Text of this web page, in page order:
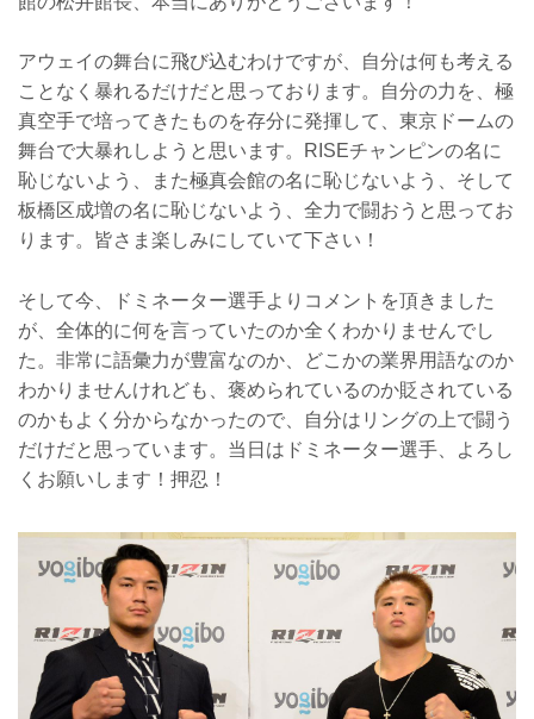
アウェイの舞台に飛び込むわけですが、自分は何も考える
ことなく暴れるだけだと思っております。自分の力を、極
真空手で培ってきたものを存分に発揮して、東京ドームの
舞台で大暴れしようと思います。RISEチャンピンの名に
恥じないよう、また極真会館の名に恥じないよう、そして
板橋区成増の名に恥じないよう、全力で闘おうと思ってお
ります。皆さま楽しみにしていて下さい！
そして今、ドミネーター選手よりコメントを頂きました
が、全体的に何を言っていたのか全くわかりませんでし
た。非常に語彙力が豊富なのか、どこかの業界用語なのか
わかりませんけれども、褒められているのか貶されている
のかもよく分からなかったので、自分はリングの上で闘う
だけだと思っています。当日はドミネーター選手、よろし
くお願いします！押忍！